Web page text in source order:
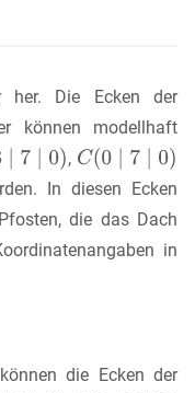
her. Die Ecken der
können modellhaft
,
In diesen Ecken
die das Dach
in
die Ecken der